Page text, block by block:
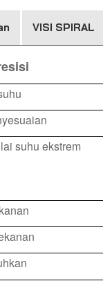
VISI SPIRAL
suhu ekstrem